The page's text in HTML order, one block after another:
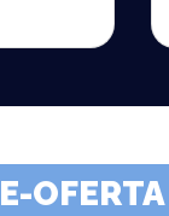
OFERTA